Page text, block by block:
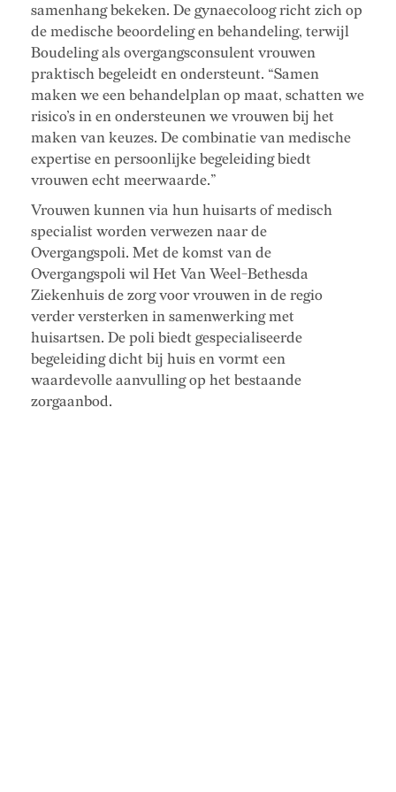
samenhang bekeken. De gynaecoloog richt zich op
de medische beoordeling en behandeling, terwijl
Boudeling als overgangsconsulent vrouwen
praktisch begeleidt en ondersteunt. “Samen
maken we een behandelplan op maat, schatten we
risico’s in en ondersteunen we vrouwen bij het
maken van keuzes. De combinatie van medische
expertise en persoonlijke begeleiding biedt
vrouwen echt meerwaarde.”
Vrouwen kunnen via hun huisarts of medisch
specialist worden verwezen naar de
Overgangspoli. Met de komst van de
Overgangspoli wil Het Van Weel-Bethesda
Ziekenhuis de zorg voor vrouwen in de regio
verder versterken in samenwerking met
huisartsen. De poli biedt gespecialiseerde
begeleiding dicht bij huis en vormt een
waardevolle aanvulling op het bestaande
zorgaanbod.